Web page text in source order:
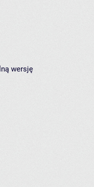
wersję